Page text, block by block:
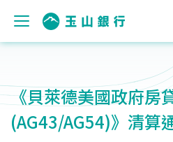
《貝萊德美國政府房
(AG43/AG54)》清算